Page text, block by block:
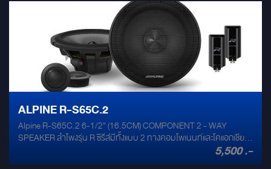
ALPINE R-S65C.2
Alpine R-S65C.2 6-1/2" (16.5CM) COMPONENT 2 - WAY
SPEAKER ลำโพงรุ่น R ซีรีส์มีทั้งแบบ 2 ทางคอมโพเนนท์และโคแอกเชียล
ที่ให้เสียงที่ยอดเยี่ยม การผสมผสานที่ลงตัวของวัสดุเกรดดี นอกจากจะให้
เสียงที่ดีแล้วยังจัดสมดุลของช่วงเสียง จึงมีการผิดเพี้ยนที่น้อย Speaker
5,500 .-